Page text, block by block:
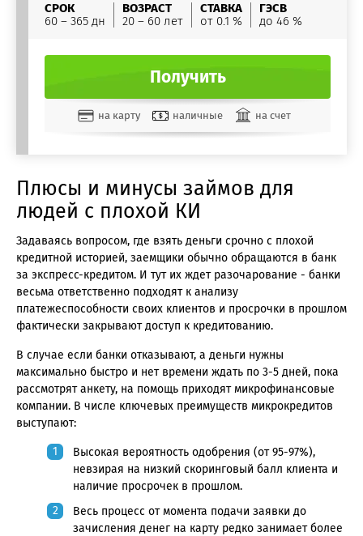
СРОК
60 – 365 дн
ВОЗРАСТ
20 – 60 лет
СТАВКА
от 0.1 %
ГЭСВ
до 46 %
Получить
на карту наличные на счет
Плюсы и минусы займов для
людей с плохой КИ
Задаваясь вопросом, где взять деньги срочно с плохой
кредитной историей, заемщики обычно обращаются в банк
за экспресс-кредитом. И тут их ждет разочарование - банки
весьма ответственно подходят к анализу
платежеспособности своих клиентов и просрочки в прошлом
фактически закрывают доступ к кредитованию.
В случае если банки отказывают, а деньги нужны
максимально быстро и нет времени ждать по 3-5 дней, пока
рассмотрят анкету, на помощь приходят микрофинансовые
компании. В числе ключевых преимуществ микрокредитов
выступают:
Высокая вероятность одобрения (от 95-97%),
невзирая на низкий скоринговый балл клиента и
наличие просрочек в прошлом.
Весь процесс от момента подачи заявки до
зачисления денег на карту редко занимает более